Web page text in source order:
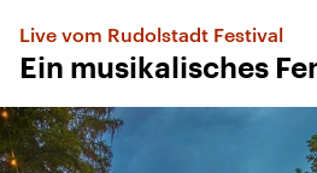
Live vom Rudolstadt Festival
Ein musikalisches